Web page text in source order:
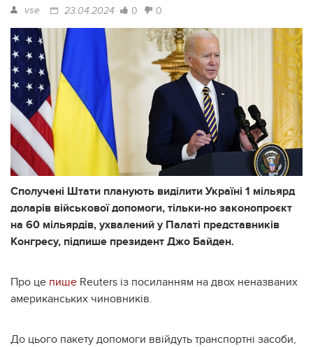
vse 23.04.2024 0 0
Сполучені Штати планують виділити Україні 1 мільярд
доларів військової допомоги, тільки-но законопроєкт
на 60 мільярдів, ухвалений у Палаті представників
Конгресу, підпише президент Джо Байден.
Про це пише Reuters із посиланням на двох неназваних
американських чиновників.
До цього пакету допомоги ввійдуть транспортні засоби,